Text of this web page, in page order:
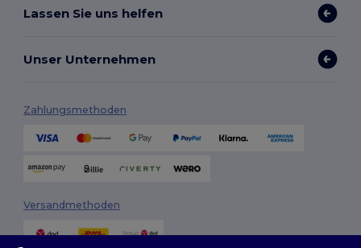
Lassen Sie uns helfen
Unser Unternehmen
Zahlungsmethoden
Versandmethoden